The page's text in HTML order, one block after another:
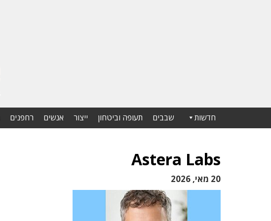
חדשות שבבים תעופה וביטחון ייצור אנשים רחפנים
Astera Labs
20 מאי, 2026